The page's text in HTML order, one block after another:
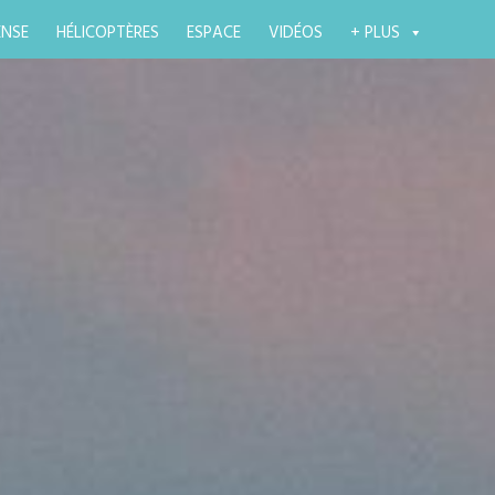
HÉLICOPTÈRES ESPACE VIDÉOS + PLUS